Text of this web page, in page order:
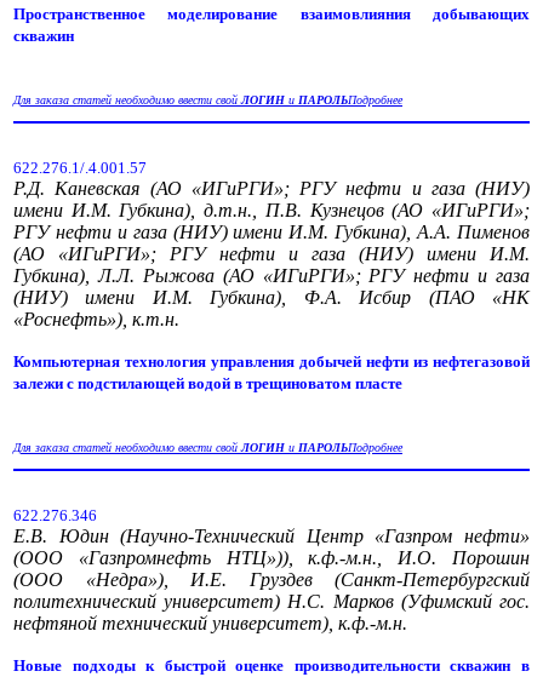
Пространственное моделирование взаимовлияния добывающих
скважин
Для заказа статей необходимо ввести свойЛОГИН и ПАРОЛЬПодробнее
622.276.1/.4.001.57
Р.Д. Каневская (АО «ИГиРГИ»; РГУ нефти и газа (НИУ)
имени И.М. Губкина), д.т.н., П.В. Кузнецов (АО «ИГиРГИ»;
РГУ нефти и газа (НИУ) имени И.М. Губкина), А.А. Пименов
(АО «ИГиРГИ»; РГУ нефти и газа (НИУ) имени И.М.
Губкина), Л.Л. Рыжова (АО «ИГиРГИ»; РГУ нефти и газа
(НИУ) имени И.М. Губкина), Ф.А. Исбир (ПАО «НК
«Роснефть»), к.т.н.
Компьютерная технология управления добычей нефти из нефтегазовой
залежи с подстилающей водой в трещиноватом пласте
Для заказа статей необходимо ввести свойЛОГИН и ПАРОЛЬПодробнее
622.276.346
Е.В. Юдин (Научно-Технический Центр «Газпром нефти»
(ООО «Газпромнефть НТЦ»)), к.ф.-м.н., И.О. Порошин
(ООО «Недра»), И.Е. Груздев (Санкт-Петербургский
политехнический университет) Н.С. Марков (Уфимский гос.
нефтяной технический университет), к.ф.-м.н.
Новые подходы к быстрой оценке производительности скважин в